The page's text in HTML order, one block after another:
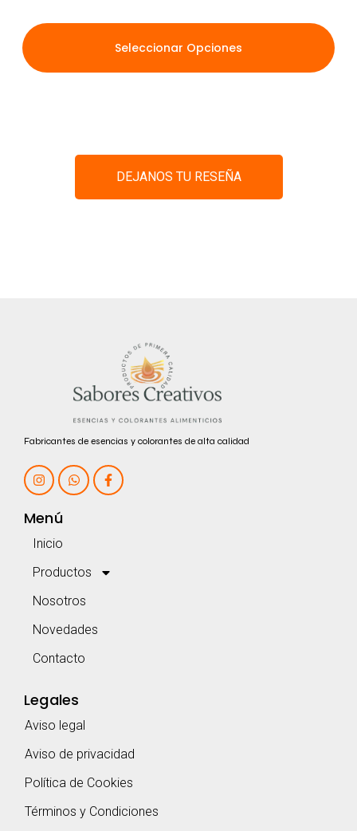
Seleccionar Opciones
DEJANOS TU RESEÑA
Fabricantes de esencias y colorantes de alta calidad
Menú
Inicio
Productos
Nosotros
Novedades
Contacto
Legales
Aviso legal
Aviso de privacidad
Política de Cookies
Términos y Condiciones